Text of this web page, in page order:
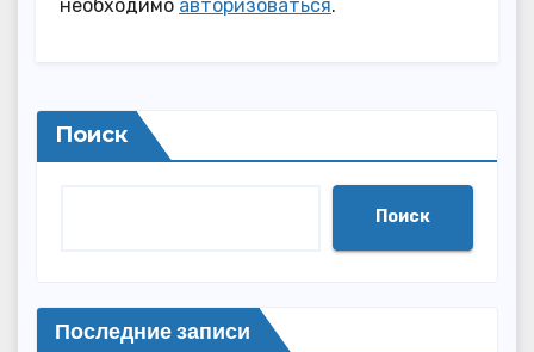
необходимо авторизоваться.
Поиск
Поиск
Последние записи